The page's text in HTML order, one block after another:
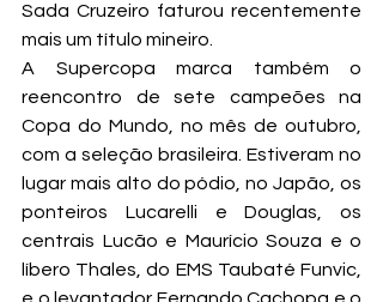
Sada Cruzeiro faturou recentemente
mais um título mineiro.
A Supercopa marca também o
reencontro de sete campeões na
Copa do Mundo, no mês de outubro,
com a seleção brasileira. Estiveram no
lugar mais alto do pódio, no Japão, os
ponteiros Lucarelli e Douglas, os
centrais Lucão e Maurício Souza e o
líbero Thales, do EMS Taubaté Funvic,